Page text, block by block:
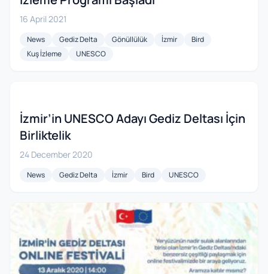
16 April 2021
News Gediz Delta Gönüllülük İzmir
Bird
Kuş İzleme
UNESCO
İzmir’in UNESCO Adayı Gediz Deltası İçin
Birliktelik
24 December 2020
News Gediz Delta İzmir Bird UNESCO